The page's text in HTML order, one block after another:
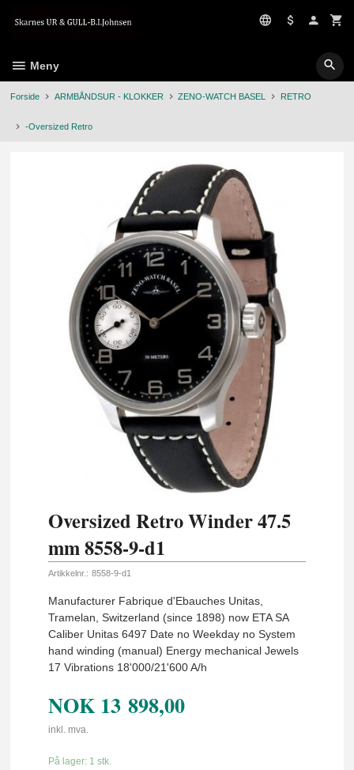
Meny
Forside ARMBÅNDSUR - KLOKKER ZENO-WATCH BASEL RETRO
-Oversized Retro
Oversized Retro Winder 47.5
mm 8558-9-d1
Artikkelnr.: 8558-9-d1
Manufacturer Fabrique d'Ebauches Unitas,
Tramelan, Switzerland (since 1898) now ETA SA
Caliber Unitas 6497 Date no Weekday no System
hand winding (manual) Energy mechanical Jewels
17 Vibrations 18'000/21'600 A/h
NOK 13 898,00
inkl. mva.
På lager: 1 stk.